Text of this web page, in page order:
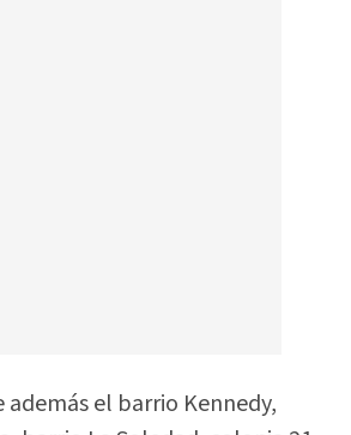
el barrio Kennedy,